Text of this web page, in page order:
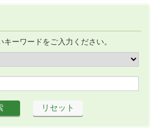
ーワードをご入力ください。